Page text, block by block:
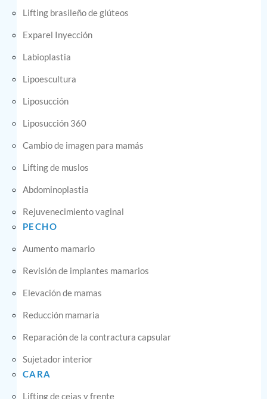
Lifting brasileño de glúteos
Exparel Inyección
Labioplastia
Lipoescultura
Liposucción
Liposucción 360
Cambio de imagen para mamás
Lifting de muslos
Abdominoplastia
Rejuvenecimiento vaginal
PECHO
Aumento mamario
Revisión de implantes mamarios
Elevación de mamas
Reducción mamaria
Reparación de la contractura capsular
Sujetador interior
CARA
Lifting de cejas y frente